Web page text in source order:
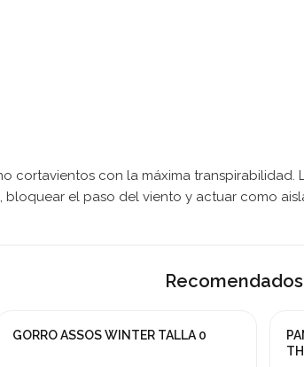
cortavientos con la máxima
bloquear el paso del viento y actuar como
¡En oferta!
GORRO ASSOS WINTER TALLA 0